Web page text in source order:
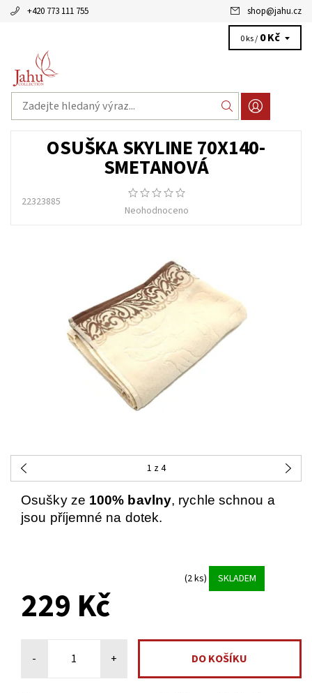
+420 773 111 755 shop@jahu.cz
0 ks / 0 Kč
OSUŠKA SKYLINE 70X140-
SMETANOVÁ
22323885
Neohodnoceno
1 z 4
Osušky ze 100% bavlny, rychle schnou a
jsou příjemné na dotek.
(2 ks) SKLADEM
229 Kč
- +